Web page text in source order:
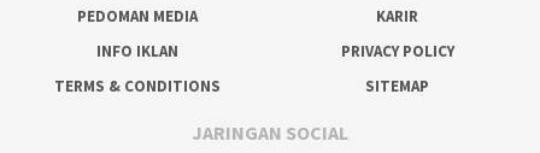
PEDOMAN MEDIA
KARIR
INFO IKLAN
PRIVACY POLICY
TERMS & CONDITIONS
SITEMAP
JARINGAN SOCIAL